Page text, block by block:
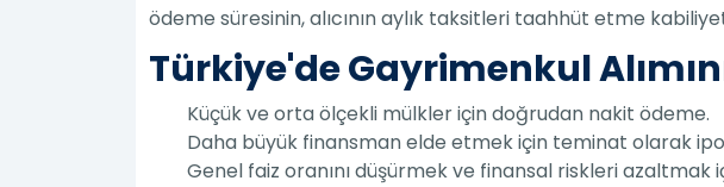
ödeme süresinin, alıcının aylık taksitleri taahhüt etme
Türkiye'de Gayrimenkul
Küçük ve orta ölçekli mülkler için doğrudan nakit ödeme.
Daha büyük finansman elde etmek için teminat olarak
Genel faiz oranını düşürmek ve finansal riskleri